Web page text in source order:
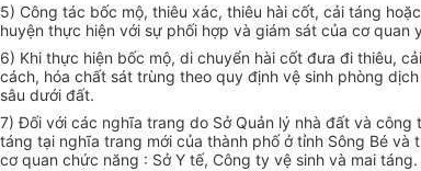
5) Công tác bốc mộ, thiêu xác, thiêu hài cốt, cải táng
huyện thực hiện với sự phối hợp và giám sát của cơ
6) Khi thực hiện bốc mộ, di chuyển hài cốt đưa đi thiêu,
cách, hóa chất sát trùng theo quy định vệ sinh phòng
sâu dưới đất.
7) Đối với các nghĩa trang do Sở Quản lý nhà đất và
táng tại nghĩa trang mới của thành phố ở tỉnh Sông Bé
cơ quan chức năng : Sở Y tế, Công ty vệ sinh và mai táng.